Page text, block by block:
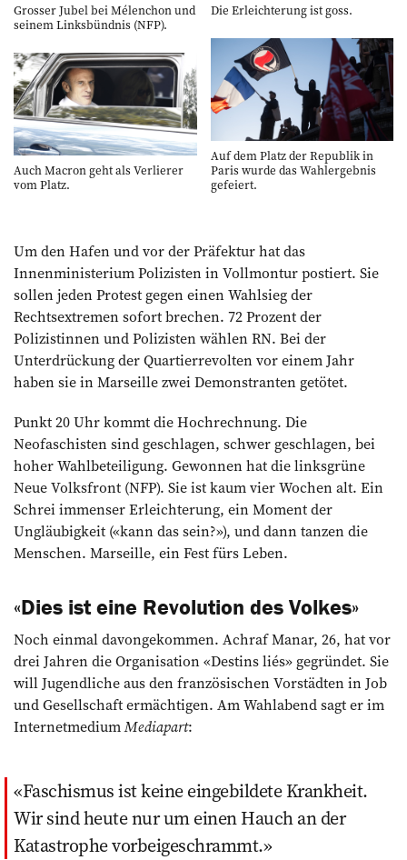
Grosser Jubel bei Mélenchon und
seinem Linksbündnis (NFP).
Die Erleichterung ist goss.
Auch Macron geht als Verlierer
vom Platz.
Auf dem Platz der Republik in
Paris wurde das Wahlergebnis
gefeiert.
Um den Hafen und vor der Präfektur hat das
Innenministerium Polizisten in Vollmontur postiert. Sie
sollen jeden Protest gegen einen Wahlsieg der
Rechtsextremen sofort brechen. 72 Prozent der
Polizistinnen und Polizisten wählen RN. Bei der
Unterdrückung der Quartierrevolten vor einem Jahr
haben sie in Marseille zwei Demonstranten getötet.
Punkt 20 Uhr kommt die Hochrechnung. Die
Neofaschisten sind geschlagen, schwer geschlagen, bei
hoher Wahlbeteiligung. Gewonnen hat die linksgrüne
Neue Volksfront (NFP). Sie ist kaum vier Wochen alt. Ein
Schrei immenser Erleichterung, ein Moment der
Ungläubigkeit («kann das sein?»), und dann tanzen die
Menschen. Marseille, ein Fest fürs Leben.
«Dies ist eine Revolution des Volkes»
Noch einmal davongekommen. Achraf Manar, 26, hat vor
drei Jahren die Organisation «Destins liés» gegründet. Sie
will Jugendliche aus den französischen Vorstädten in Job
und Gesellschaft ermächtigen. Am Wahlabend sagt er im
InternetmediumMediapart:
Faschismus ist keine eingebildete Krankheit.
Wir sind heute nur um einen Hauch an der
Katastrophe vorbeigeschrammt.